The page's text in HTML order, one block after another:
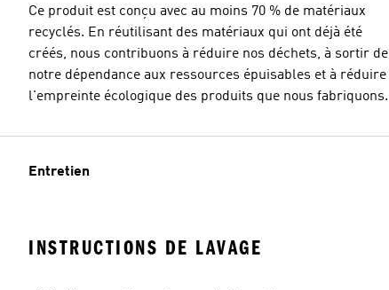
Ce produit est conçu avec au moins 70 % de matériaux
recyclés. En réutilisant des matériaux qui ont déjà été
créés, nous contribuons à réduire nos déchets, à sortir de
notre dépendance aux ressources épuisables et à réduire
l'empreinte écologique des produits que nous fabriquons.
Entretien
INSTRUCTIONS DE LAVAGE